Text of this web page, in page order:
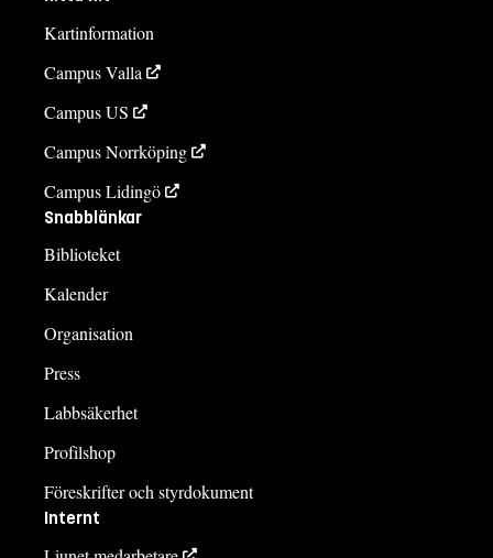
Kartinformation
Campus Valla
Campus US
Campus Norrköping
Campus Lidingö
Snabblänkar
Biblioteket
Kalender
Organisation
Press
Labbsäkerhet
Profilshop
Föreskrifter och styrdokument
Internt